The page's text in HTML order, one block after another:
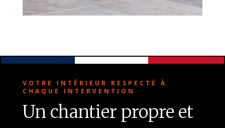
VOTRE INTÉRIEUR RESPECTÉ À
CHAQUE INTERVENTION.
Un chantier propre et